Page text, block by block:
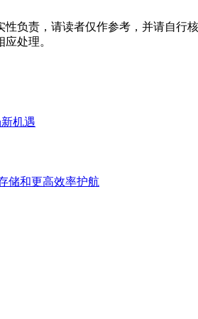
负责，请读者仅作参考，并请自行
处理。